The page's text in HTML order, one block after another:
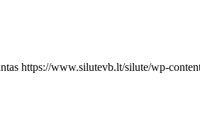
https://www.silutevb.lt/silute/wp-